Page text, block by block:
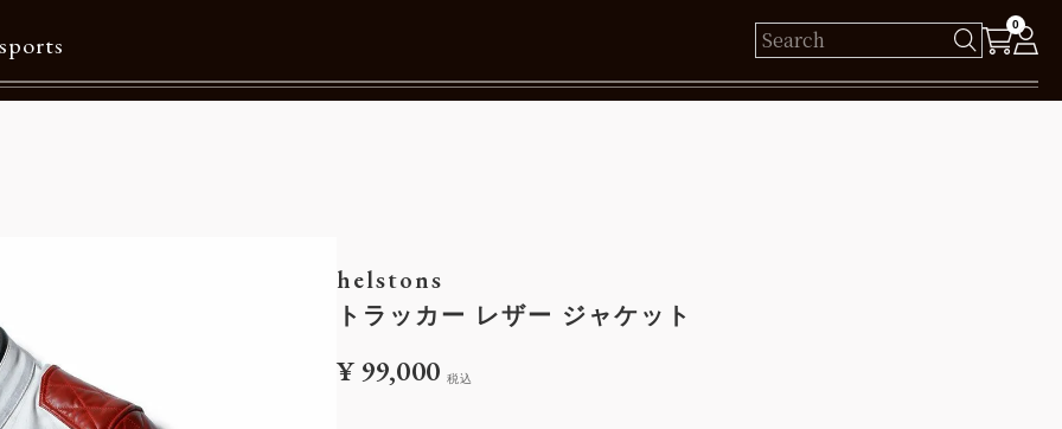
0
メルマガ購読
helstons
トラッカー レザー ジャケット
¥99,000 税込